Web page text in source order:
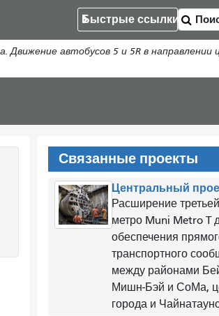
Быстрые ссылки
автобусов 5 и 5R в направлении
Связанные проекты
Центральный
Расширение
метро Muni Metro T
обеспечения
транспортного
между районами
Мишн-Бэй и СоМа,
города и